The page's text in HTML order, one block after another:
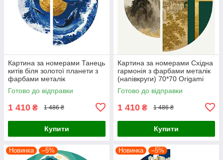
Картина за номерами Танець
китів біля золотої планети з
фарбами металік
(напівкруги) 70*70 Origami
(OSR1002)
Готово до відправки
1 410 ₴ 1 486 ₴
Купити
Картина за номерами Східна
гармонія з фарбами металік
(напівкруги) 70*70 Origami
(OSR1003)
Готово до відправки
1 410 ₴ 1 486 ₴
Купити
Новинка –5% Новинка –5%